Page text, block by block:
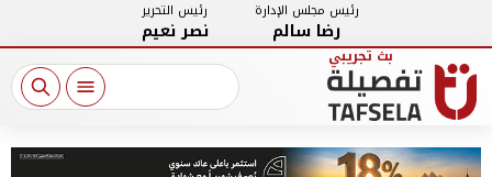
رئيس مجلس الإدارة
رضا سالم
رئيس التحرير
نصر نعيم